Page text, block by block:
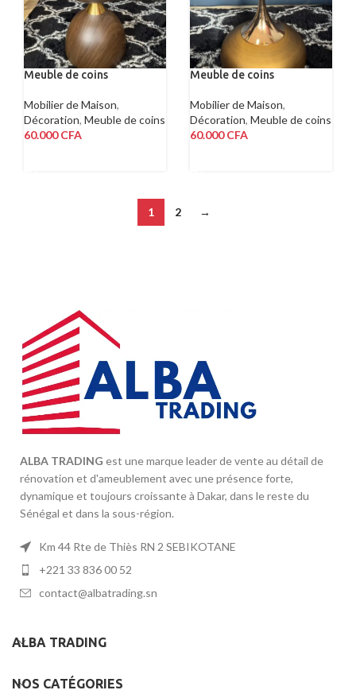
Meuble de coins
Mobilier de Maison,
Décoration, Meuble de coins
60.000CFA
Meuble de coins
Mobilier de Maison,
Décoration, Meuble de coins
60.000CFA
1 2 →
ALBA TRADING est une marque leader de vente au détail de
rénovation et d'ameublement avec une présence forte,
dynamique et toujours croissante à Dakar, dans le reste du
Sénégal et dans la sous-région.
Km 44 Rte de Thiès RN 2 SEBIKOTANE
+221 33 836 00 52
contact@albatrading.sn
ALBA TRADING
NOS CATÉGORIES